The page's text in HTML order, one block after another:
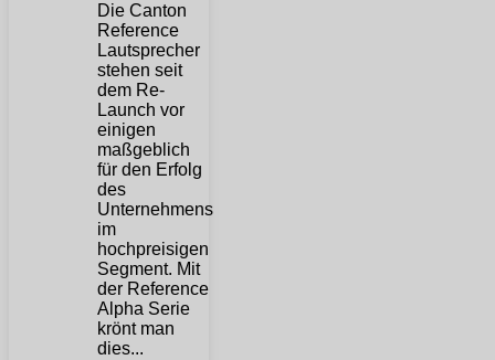
Die Canton
Reference
Lautsprecher
stehen seit
dem Re-
Launch vor
einigen
maßgeblich
für den Erfolg
des
Unternehmens
im
hochpreisigen
Segment. Mit
der Reference
Alpha Serie
krönt man
dies...